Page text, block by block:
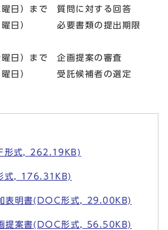
まで 質問に対する回答
） 必要書類の提出期限
まで 企画提案の審査
） 受託候補者の選定
形式, 262.19KB)
式, 176.31KB)
表明書(DOC形式, 29.00KB)
提案書(DOC形式, 56.50KB)